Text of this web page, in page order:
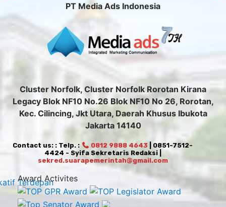
PT Media Ads Indonesia
Cluster Norfolk, Cluster Norfolk Rorotan Kirana
Legacy Blok NF10 No.26 Blok NF10 No 26, Rorotan,
Kec. Cilincing, Jkt Utara, Daerah Khusus Ibukota
Jakarta 14140
Contact us: : Telp. : 0812 9888 4643 | 0851-7512-
4424 - Syifa Sekretaris Redaksi |
sekred.suarapemerintah@gmail.com
Award Activites